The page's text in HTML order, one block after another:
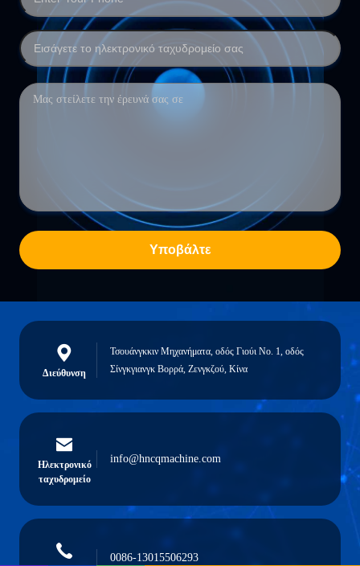
Υποβάλτε
Διεύθυνση
Τσουάνγκκιν Μηχανήματα, οδός Γιούι Νο. 1, οδός
Σίνγκγιανγκ Βορρά, Ζενγκζού, Κίνα
Ηλεκτρονικό
ταχυδρομείο
info@hncqmachine.com
0086-13015506293